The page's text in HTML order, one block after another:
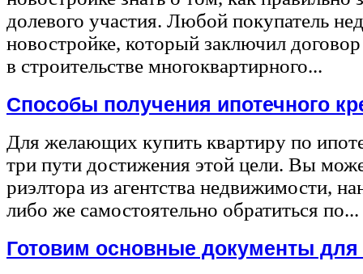
долевого участия. Любой покупатель
новостройке, который заключил
в строительстве многоквартирного...
Способы получения ипотечного
Для желающих купить квартиру по
три пути достижения этой цели. Вы
риэлтора из агентства недвижимости,
либо же самостоятельно обратиться по...
Готовим основные документы